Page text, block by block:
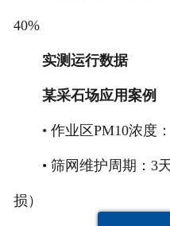
40%
实测运行数据
某采石场应用案例
• 作业区PM10浓度：
• 筛网维护周期：3
损）